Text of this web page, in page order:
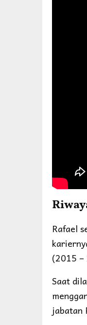
Rafael
(2015
Saat
jabatan